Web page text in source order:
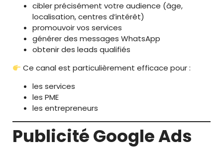
cibler précisément votre audience (âge,
localisation, centres d’intérêt)
promouvoir vos services
générer des messages WhatsApp
obtenir des leads qualifiés
Ce canal est particulièrement efficace pour :
les services
les PME
les entrepreneurs
Publicité Google Ads